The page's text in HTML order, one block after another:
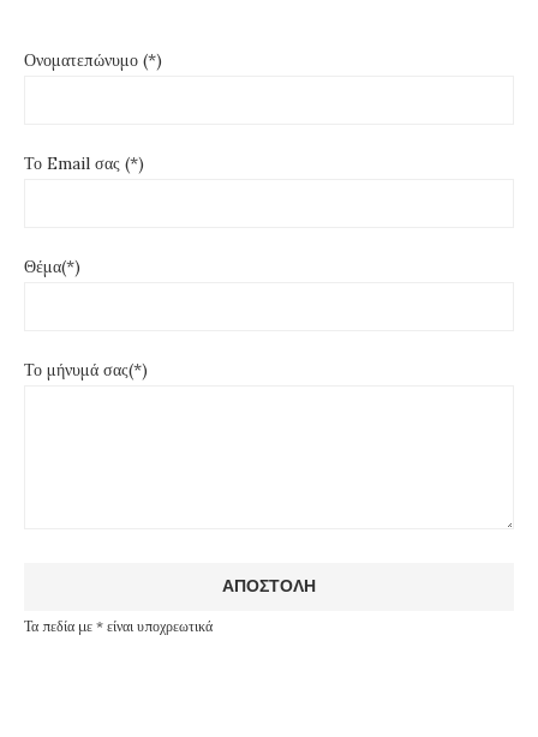
Ονοματεπώνυμο (*)
Το Email σας (*)
Θέμα(*)
Το μήνυμά σας(*)
Τα πεδία με * είναι υποχρεωτικά